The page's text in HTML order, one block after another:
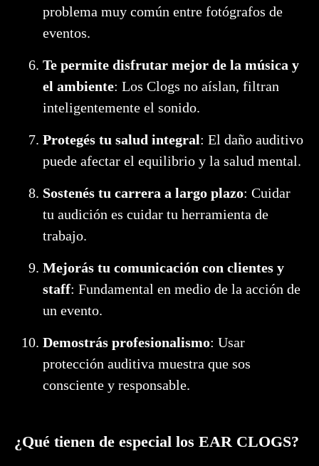
problema muy común entre fotógrafos de
eventos.
Te permite disfrutar mejor de la música y
el ambiente: Los Clogs no aíslan, filtran
inteligentemente el sonido.
Protegés tu salud integral: El daño auditivo
puede afectar el equilibrio y la salud mental.
Sostenés tu carrera a largo plazo: Cuidar
tu audición es cuidar tu herramienta de
trabajo.
Mejorás tu comunicación con clientes y
staff: Fundamental en medio de la acción de
un evento.
Demostrás profesionalismo: Usar
protección auditiva muestra que sos
consciente y responsable.
¿Qué tienen de especial los EAR CLOGS?